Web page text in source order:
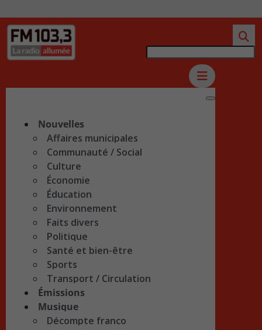
Nouvelles
Affaires municipales
Communauté / Social
Culture
Économie
Éducation
Environnement
Faits divers
Politique
Santé et bien-être
Sports
Transport / Circulation
Émissions
Musique
Décompte franco